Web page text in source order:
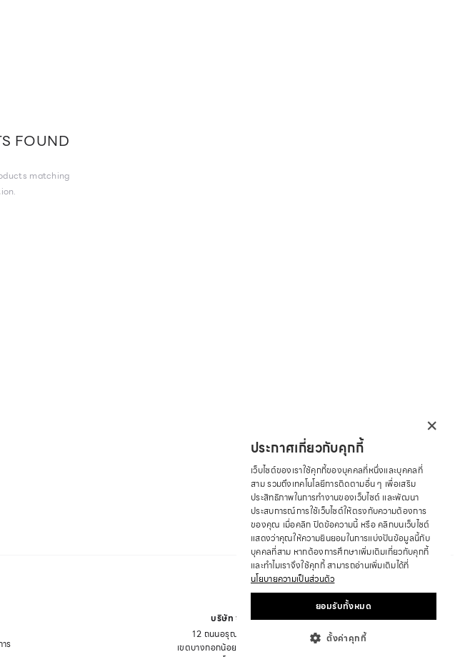
FOUND
matching
ร
บริษัท ซาบีน่า ฟาร์อีสท์ จำกัด
12 ถนนอรุณอมรินทร์ แขวงอรุณอมรินทร์
เขตบางกอกน้อย จังหวัด กรุงเทพมหานคร 10700
×
ประกาศเกี่ยวกับคุกกี้
เว็บไซต์ของเราใช้คุกกี้ของบุคคลที่หนึ่งและบุคคลที่
สาม รวมถึงเทคโนโลยีการติดตามอื่น ๆ เพื่อเสริม
ประสิทธิภาพในการทำงานของเว็บไซต์ และพัฒนา
ประสบการณ์การใช้เว็บไซต์ให้ตรงกับความต้องการ
ของคุณ เมื่อคลิก ปิดข้อความนี้ หรือ คลิกบนเว็บไซต์
แสดงว่าคุณให้ความยินยอมในการแบ่งปันข้อมูลนี้กับ
บุคคลที่สาม หากต้องการศึกษาเพิ่มเติมเกี่ยวกับคุกกี้
และทำไมเราจึงใช้คุกกี้ สามารถอ่านเพิ่มเติมได้ที่
นโยบายความเป็นส่วนตัว
ยอมรับทั้งหมด
ตั้งค่าคุกกี้